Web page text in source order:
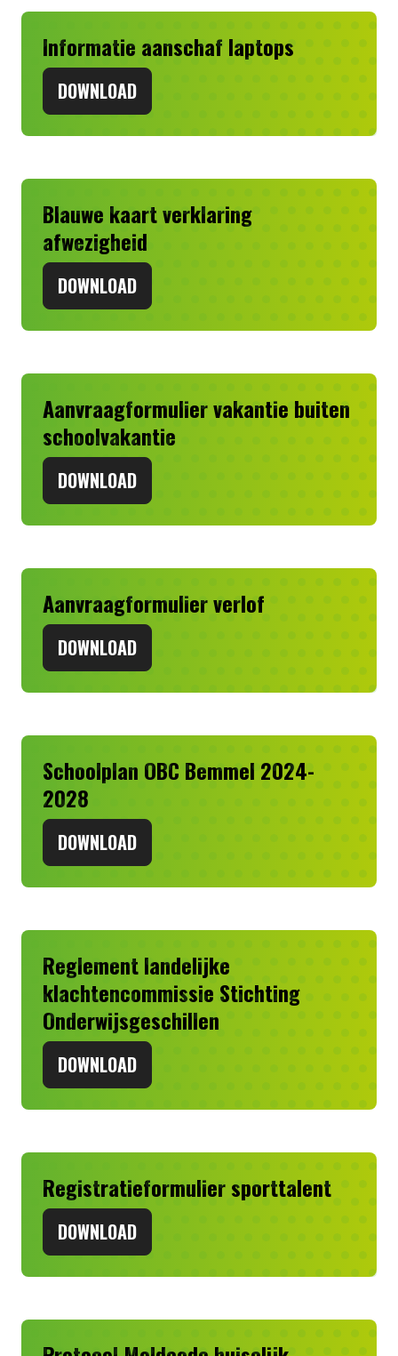
Informatie aanschaf laptops
DOWNLOAD
Blauwe kaart verklaring
afwezigheid
DOWNLOAD
Aanvraagformulier vakantie buiten
schoolvakantie
DOWNLOAD
Aanvraagformulier verlof
DOWNLOAD
Schoolplan OBC Bemmel 2024-
2028
DOWNLOAD
Reglement landelijke
klachtencommissie Stichting
Onderwijsgeschillen
DOWNLOAD
Registratieformulier sporttalent
DOWNLOAD